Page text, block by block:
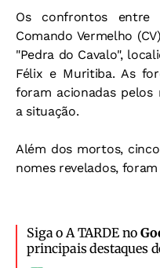
Os confrontos
Comando Vermelho
"Pedra do Cavalo",
Félix e Muritiba. As
foram acionadas pelos
a situação.
Além dos mortos,
nomes revelados,
Siga o A TARDE no
principais destaques